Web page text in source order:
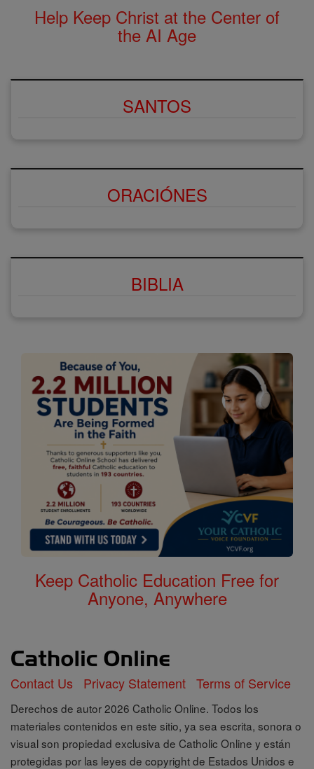
Help Keep Christ at the Center of
the AI Age
SANTOS
ORACIÓNES
BIBLIA
Keep Catholic Education Free for
Anyone, Anywhere
Contact Us Privacy Statement Terms of Service
Derechos de autor 2026 Catholic Online. Todos los
materiales contenidos en este sitio, ya sea escrita, sonora o
visual son propiedad exclusiva de Catholic Online y están
protegidas por las leyes de copyright de Estados Unidos e